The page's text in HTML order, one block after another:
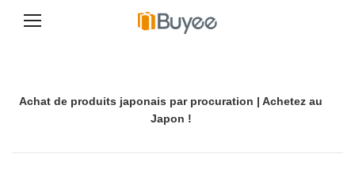
Achat de produits japonais par procuration | Achetez au
Japon !